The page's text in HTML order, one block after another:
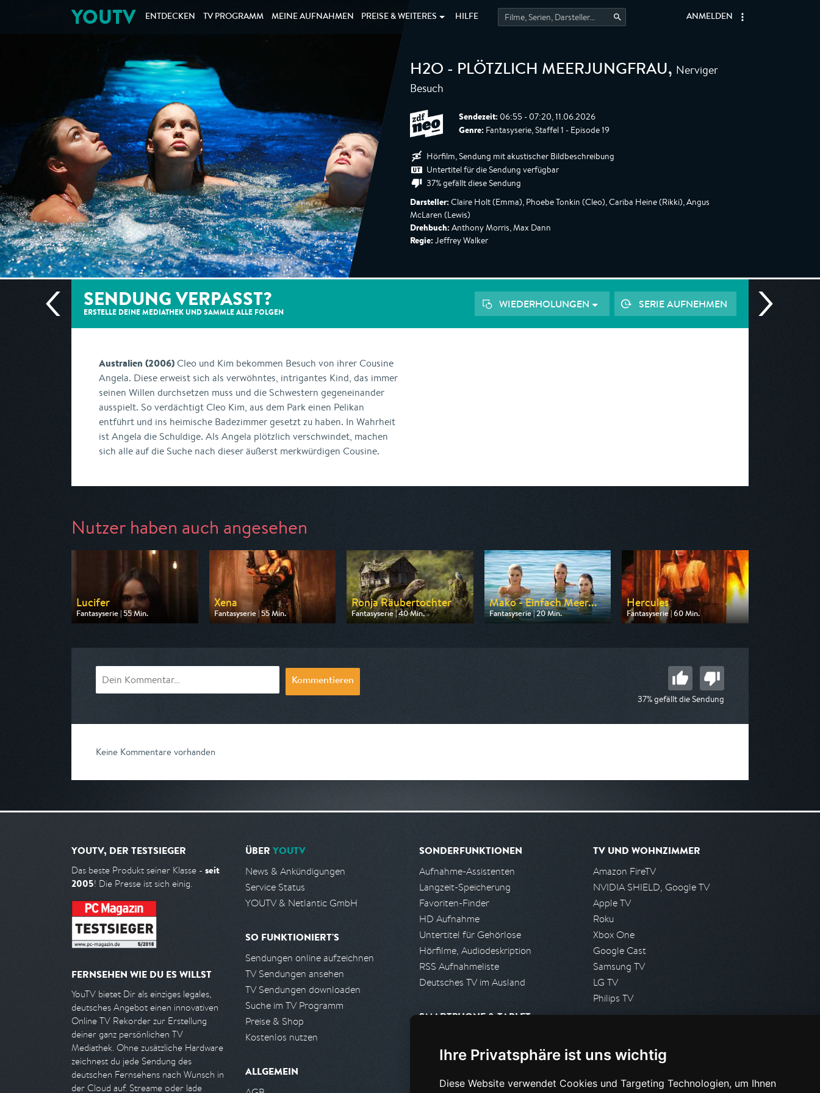
Ihre Privatsphäre ist uns wichtig
Diese Website verwendet Cookies und Targeting Technologien, um Ihnen
YOUTV ENTDECKEN TV PROGRAMM MEINE AUFNAHMEN PREISE & WEITERES HILFE ANMELDEN
H2O - PLÖTZLICH MEERJUNGFRAU, Nerviger
Besuch
Sendezeit: 06:55 - 07:20, 11.06.2026
Genre: Fantasyserie, Staffel 1 - Episode 19
Hörfilm, Sendung mit akustischer Bildbeschreibung
Untertitel für die Sendung verfügbar
37% gefällt diese Sendung
Darsteller: Claire Holt (Emma), Phoebe Tonkin (Cleo), Cariba Heine (Rikki), Angus
McLaren (Lewis)
Drehbuch: Anthony Morris, Max Dann
Regie: Jeffrey Walker
SENDUNG VERPASST?
ERSTELLE DEINE MEDIATHEK UND SAMMLE ALLE FOLGEN
SERIE AUFNEHMEN
WIEDERHOLUNGEN
Australien (2006)Cleo und Kim bekommen Besuch von ihrer Cousine
Angela. Diese erweist sich als verwöhntes, intrigantes Kind, das immer
seinen Willen durchsetzen muss und die Schwestern gegeneinander
ausspielt. So verdächtigt Cleo Kim, aus dem Park einen Pelikan
entführt und ins heimische Badezimmer gesetzt zu haben. In Wahrheit
ist Angela die Schuldige. Als Angela plötzlich verschwindet, machen
sich alle auf die Suche nach dieser äußerst merkwürdigen Cousine.
Nutzer haben auch angesehen
Lucifer
Fantasyserie | 55 Min.
Ausgestrahlt von Super RTL
Xena
Fantasyserie | 55 Min.
Ausgestrahlt von Tele 5
Ronja Räubertochter
Fantasyserie | 40 Min.
Ausgestrahlt von MDR
Mako - Einfach Meer...
Fantasyserie | 20 Min.
Ausgestrahlt von ZDF neo
Hercules
Fantasyserie | 60 Min.
Ausgestrahlt von Tele 5
Kommentieren
37% gefällt die Sendung
Keine Kommentare vorhanden
YOUTV, DER TESTSIEGER
Das beste Produkt seiner Klasse - seit
2005! Die Presse ist sich einig.
FERNSEHEN WIE DU ES WILLST
YouTV bietet Dir als einziges legales,
deutsches Angebot einen innovativen
Online TV Rekorder zur Erstellung
deiner ganz persönlichen TV
Mediathek. Ohne zusätzliche Hardware
zeichnest du jede Sendung des
deutschen Fernsehens nach Wunsch in
der Cloud auf. Streame oder lade
ÜBER YOUTV
News & Ankündigungen
Service Status
YOUTV & Netlantic GmbH
SO FUNKTIONIERT'S
Sendungen online aufzeichnen
TV Sendungen ansehen
TV Sendungen downloaden
Suche im TV Programm
Preise & Shop
Kostenlos nutzen
ALLGEMEIN
SONDERFUNKTIONEN
Aufnahme-Assistenten
Langzeit-Speicherung
Favoriten-Finder
HD Aufnahme
Untertitel für Gehörlose
Hörfilme, Audiodeskription
RSS Aufnahmeliste
Deutsches TV im Ausland
SMARTPHONE & TABLET
Android App
PARTNER
TV UND WOHNZIMMER
Amazon FireTV
NVIDIA SHIELD, Google TV
Apple TV
Roku
Xbox One
Google Cast
Samsung TV
LG TV
Philips TV
Presseanfrage stellen